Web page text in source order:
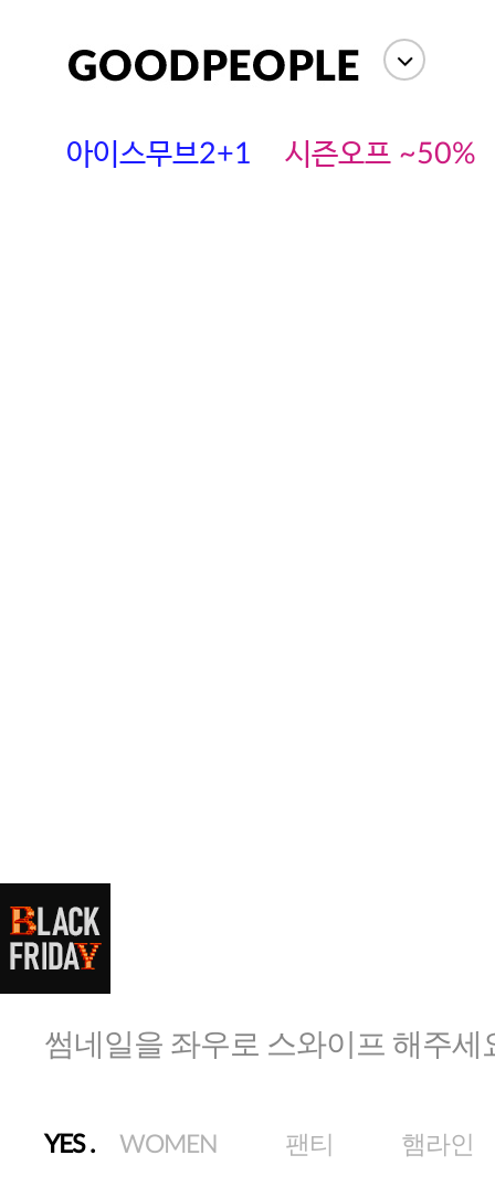
아이스무브2+1 시즌오프 ~50%
썸네일을 좌우로 스와이프 해주세
YES. WOMEN 팬티 햄라인